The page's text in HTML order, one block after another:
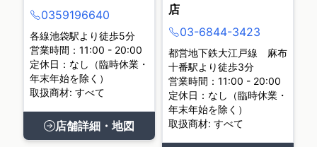
0359196640
各線池袋駅より徒歩5分
営業時間：11:00 - 20:00
定休日：なし（臨時休業・
年末年始を除く）
取扱商材: すべて
店舗詳細・地図
店
03-6844-3423
都営地下鉄大江戸線 麻布
十番駅より徒歩3分
営業時間：11:00 - 20:00
定休日：なし（臨時休業・
年末年始を除く）
取扱商材: すべて